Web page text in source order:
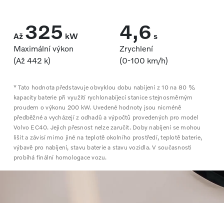
Až 325 kW
Maximální výkon
(Až 442 k)
4,6 s
Zrychlení
(0‑100 km/h)
* Tato hodnota představuje obvyklou dobu nabíjení z 10 na 80 %
kapacity baterie při využití rychlonabíjecí stanice stejnosměrným
proudem o výkonu 200 kW. Uvedené hodnoty jsou nicméně
předběžné a vycházejí z odhadů a výpočtů provedených pro model
Volvo EC40. Jejich přesnost nelze zaručit. Doby nabíjení se mohou
lišit a závisí mimo jiné na teplotě okolního prostředí, teplotě baterie,
výbavě pro nabíjení, stavu baterie a stavu vozidla. V současnosti
probíhá finální homologace vozu.